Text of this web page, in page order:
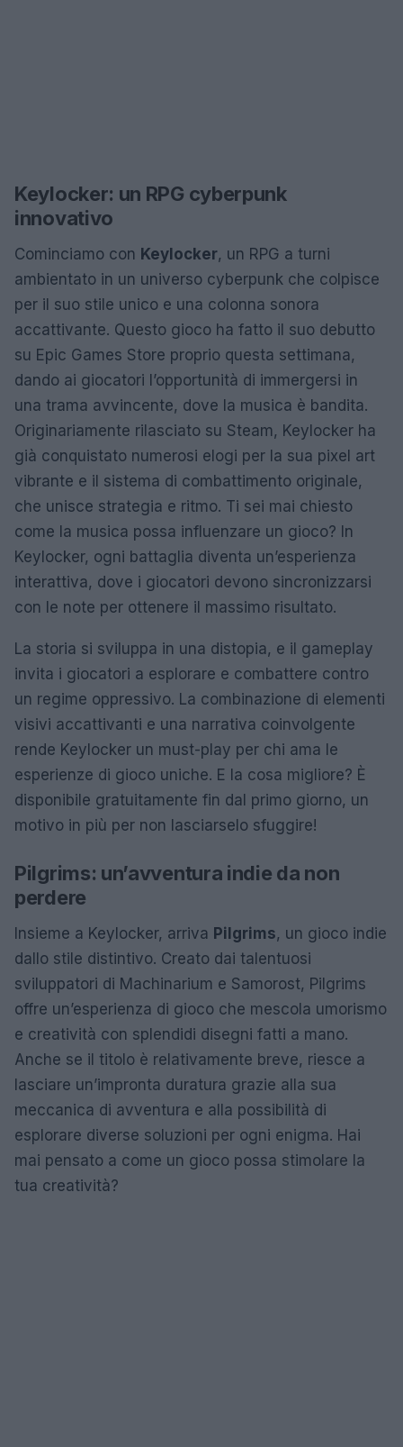
Keylocker: un RPG cyberpunk
innovativo
Cominciamo con Keylocker, un RPG a turni
ambientato in un universo cyberpunk che colpisce
per il suo stile unico e una colonna sonora
accattivante. Questo gioco ha fatto il suo debutto
su Epic Games Store proprio questa settimana,
dando ai giocatori l’opportunità di immergersi in
una trama avvincente, dove la musica è bandita.
Originariamente rilasciato su Steam, Keylocker ha
già conquistato numerosi elogi per la sua pixel art
vibrante e il sistema di combattimento originale,
che unisce strategia e ritmo. Ti sei mai chiesto
come la musica possa influenzare un gioco? In
Keylocker, ogni battaglia diventa un’esperienza
interattiva, dove i giocatori devono sincronizzarsi
con le note per ottenere il massimo risultato.
La storia si sviluppa in una distopia, e il gameplay
invita i giocatori a esplorare e combattere contro
un regime oppressivo. La combinazione di elementi
visivi accattivanti e una narrativa coinvolgente
rende Keylocker un must-play per chi ama le
esperienze di gioco uniche. E la cosa migliore? È
disponibile gratuitamente fin dal primo giorno, un
motivo in più per non lasciarselo sfuggire!
Pilgrims: un’avventura indie da non
perdere
Insieme a Keylocker, arriva Pilgrims, un gioco indie
dallo stile distintivo. Creato dai talentuosi
sviluppatori di Machinarium e Samorost, Pilgrims
offre un’esperienza di gioco che mescola umorismo
e creatività con splendidi disegni fatti a mano.
Anche se il titolo è relativamente breve, riesce a
lasciare un’impronta duratura grazie alla sua
meccanica di avventura e alla possibilità di
esplorare diverse soluzioni per ogni enigma. Hai
mai pensato a come un gioco possa stimolare la
tua creatività?